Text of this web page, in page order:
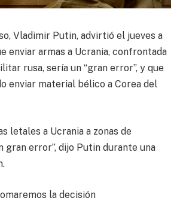
Vladimir Putin, advirtió el jueves a
enviar armas a Ucrania, confrontada
rusa, sería un “gran error”, y que
enviar material bélico a Corea del
letales a Ucrania a zonas de
gran error”, dijo Putin durante una
la decisión